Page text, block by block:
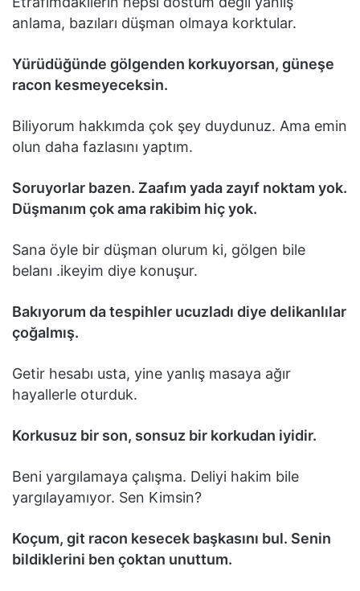
anlama, bazıları düşman olmaya korktular.
Yürüdüğünde gölgenden korkuyorsan, güneşe
racon kesmeyeceksin.
Biliyorum hakkımda çok şey duydunuz. Ama emin
olun daha fazlasını yaptım.
Soruyorlar bazen. Zaafım yada zayıf noktam yok.
Düşmanım çok ama rakibim hiç yok.
Sana öyle bir düşman olurum ki, gölgen bile
belanı .ikeyim diye konuşur.
Bakıyorum da tespihler ucuzladı diye delikanlılar
çoğalmış.
Getir hesabı usta, yine yanlış masaya ağır
hayallerle oturduk.
Korkusuz bir son, sonsuz bir korkudan iyidir.
Beni yargılamaya çalışma. Deliyi hakim bile
yargılayamıyor. Sen Kimsin?
Koçum, git racon kesecek başkasını bul. Senin
bildiklerini ben çoktan unuttum.